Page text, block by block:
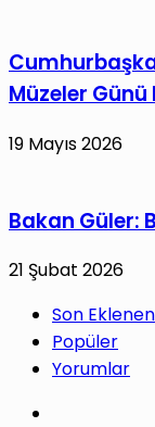
Müzeler Günü
19 Mayıs 2026
Bakan Güler:
21 Şubat 2026
Son Eklenen
Popüler
Yorumlar